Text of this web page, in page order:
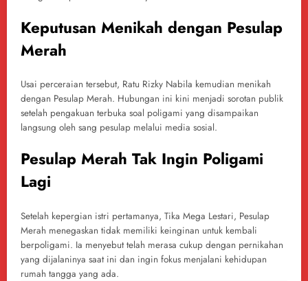
Keputusan Menikah dengan Pesulap
Merah
Usai perceraian tersebut, Ratu Rizky Nabila kemudian menikah
dengan Pesulap Merah. Hubungan ini kini menjadi sorotan publik
setelah pengakuan terbuka soal poligami yang disampaikan
langsung oleh sang pesulap melalui media sosial.
Pesulap Merah Tak Ingin Poligami
Lagi
Setelah kepergian istri pertamanya, Tika Mega Lestari, Pesulap
Merah menegaskan tidak memiliki keinginan untuk kembali
berpoligami. Ia menyebut telah merasa cukup dengan pernikahan
yang dijalaninya saat ini dan ingin fokus menjalani kehidupan
rumah tangga yang ada.